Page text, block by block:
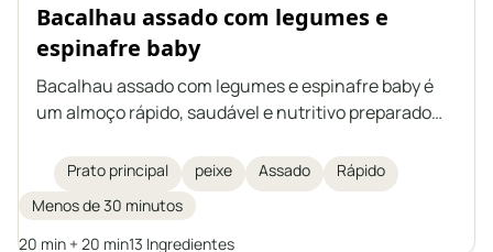
Bacalhau assado com legumes e
espinafre baby
Bacalhau assado com legumes e espinafre baby é
um almoço rápido, saudável e nutritivo preparado
são assados sobre legumes com a adição de
especiarias aromáticas, azeite e manteiga
clarificada. Uma excelente sugestão de prato
principal para toda a família.
Prato principal peixe Assado
Rápido
Menos de 30 minutos
20 min + 20 min13 Ingredientes